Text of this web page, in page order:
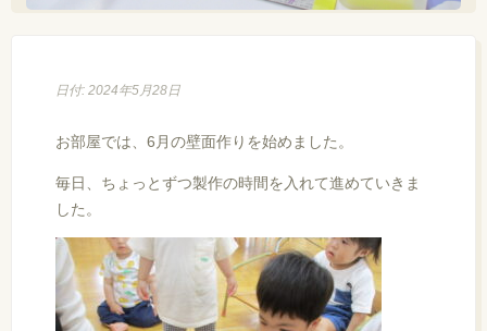
日付: 2024年5月28日
お部屋では、6月の壁面作りを始めました。
毎日、ちょっとずつ製作の時間を入れて進めていきま
した。